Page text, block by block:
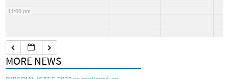
11:00 pm
MORE NEWS